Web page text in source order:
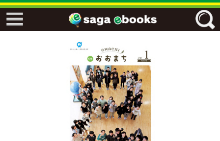
フリーワード
ジャンル
エリア